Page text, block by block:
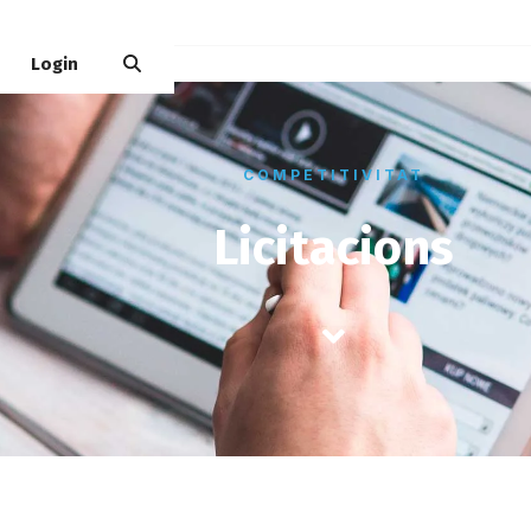
Login
COMPETITIVITAT
Licitacions